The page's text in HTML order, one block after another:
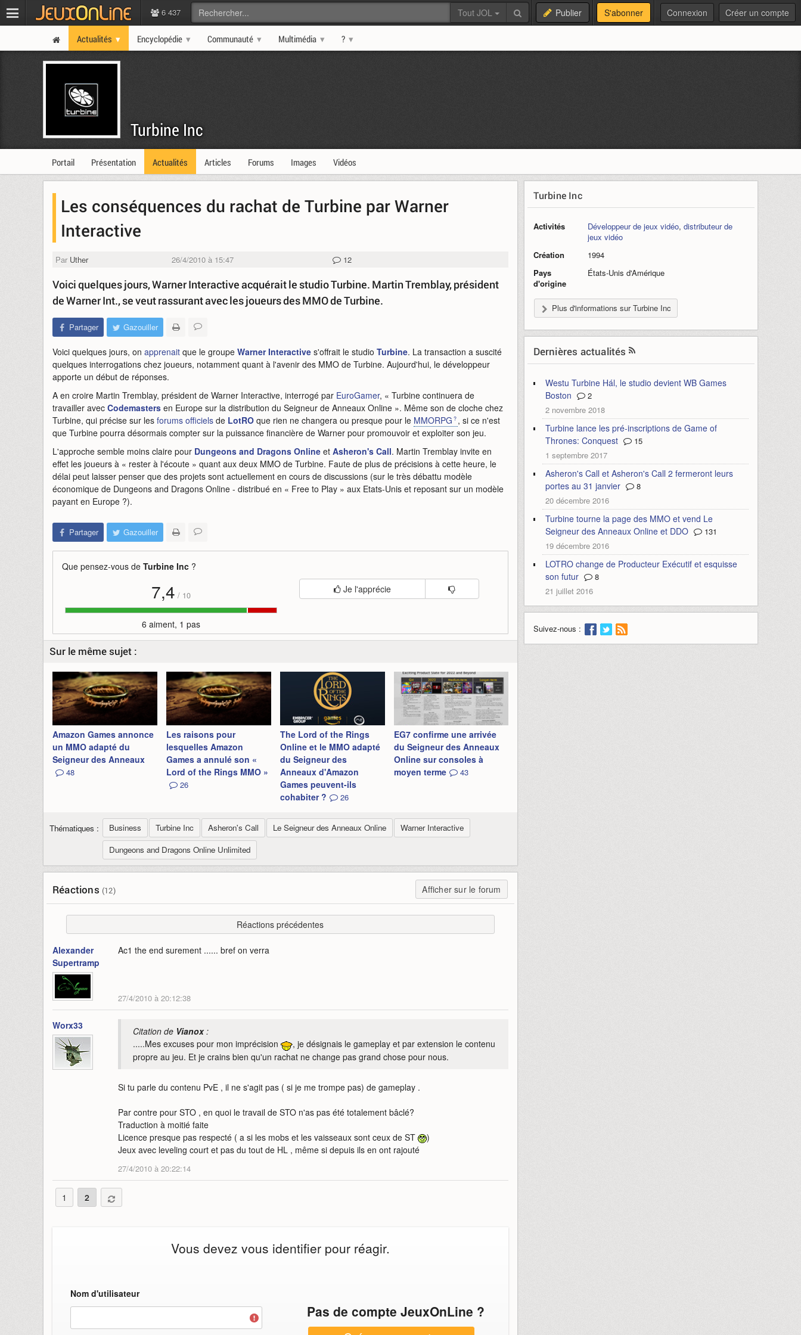
6 437 Tout JOL Publier S'abonner Connexion Créer un compte
Actualités Encyclopédie Communauté Multimédia ?
Turbine Inc
Portail Présentation Actualités Articles Forums Images Vidéos
Les conséquences du rachat de Turbine par Warner
Interactive
Par Uther 26/4/2010 à 15:47 12
Voici quelques jours, Warner Interactive acquérait le studio Turbine. Martin Tremblay, président
de Warner Int., se veut rassurant avec les joueurs des MMO de Turbine.
Partager Gazouiller
Voici quelques jours, on apprenait que le groupe Warner Interactive s'offrait le studio Turbine. La transaction a suscité
quelques interrogations chez joueurs, notamment quant à l'avenir des MMO de Turbine. Aujourd'hui, le développeur
apporte un début de réponses.
A en croire Martin Tremblay, président de Warner Interactive, interrogé par EuroGamer, « Turbine continuera de
travailler avec Codemasters en Europe sur la distribution du Seigneur de Anneaux Online ». Même son de cloche chez
Turbine, qui précise sur les forums officiels de LotRO que rien ne changera ou presque pour le MMORPG , si ce n'est
que Turbine pourra désormais compter sur la puissance financière de Warner pour promouvoir et exploiter son jeu.
L'approche semble moins claire pour Dungeons and Dragons Online et Asheron's Call. Martin Tremblay invite en
effet les joueurs à « rester à l'écoute » quant aux deux MMO de Turbine. Faute de plus de précisions à cette heure, le
délai peut laisser penser que des projets sont actuellement en cours de discussions (sur le très débattu modèle
économique de Dungeons and Dragons Online - distribué en « Free to Play » aux Etats-Unis et reposant sur un modèle
payant en Europe ?).
Partager Gazouiller
Que pensez-vous de Turbine Inc ?
7,4 / 10
6 aiment, 1 pas
Je l'apprécie
Sur le même sujet :
Amazon Games annonce
un MMO adapté du
Seigneur des Anneaux
48
Les raisons pour
lesquelles Amazon
Games a annulé son «
Lord of the Rings MMO »
26
The Lord of the Rings
Online et le MMO adapté
du Seigneur des
Anneaux d'Amazon
Games peuvent-ils
cohabiter ?
26
EG7 confirme une arrivée
du Seigneur des Anneaux
Online sur consoles à
moyen terme
43
Thématiques : Business Turbine Inc Asheron's Call Le Seigneur des Anneaux Online
Warner Interactive
Dungeons and Dragons Online Unlimited
Réactions (12) Afficher sur le forum
Réactions précédentes
Alexander
Supertramp
Ac1 the end surement ...... bref on verra
27/4/2010 à 20:12:38
Worx33 Citation de Vianox:
.....Mes excuses pour mon imprécision
, je désignais le gameplay et par extension le contenu
propre au jeu. Et je crains bien qu'un rachat ne change pas grand chose pour nous.
Si tu parle du contenu PvE , il ne s'agit pas ( si je me trompe pas) de gameplay .
Par contre pour STO , en quoi le travail de STO n'as pas été totalement bâclé?
Traduction à moitié faite
Licence presque pas respecté ( a si les mobs et les vaisseaux sont ceux de ST
)
Jeux avec leveling court et pas du tout de HL , même si depuis ils en ont rajouté
27/4/2010 à 20:22:14
1 2
Vous devez vous identifier pour réagir.
Nom d'utilisateur
Pas de compte JeuxOnLine ?
Turbine Inc
Activités Développeur de jeux vidéo, distributeur de
jeux vidéo
Création
1994
Pays
d'origine
États-Unis d'Amérique
Plus d'informations sur Turbine Inc
Dernières actualités
Westu Turbine Hál, le studio devient WB Games
Boston
2
2 novembre 2018
Turbine lance les pré-inscriptions de Game of
Thrones: Conquest
15
1 septembre 2017
Asheron's Call et Asheron's Call 2 fermeront leurs
portes au 31 janvier
8
20 décembre 2016
Turbine tourne la page des MMO et vend Le
Seigneur des Anneaux Online et DDO
131
19 décembre 2016
LOTRO change de Producteur Exécutif et esquisse
son futur
8
21 juillet 2016
Suivez-nous :